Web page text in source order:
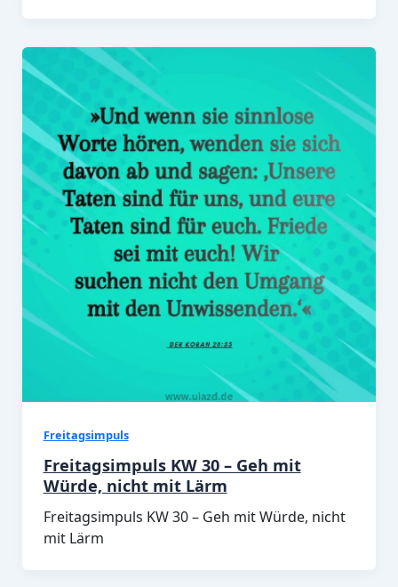
Freitagsimpuls
Freitagsimpuls KW 30 – Geh mit
Würde, nicht mit Lärm
Freitagsimpuls KW 30 – Geh mit Würde, nicht
mit Lärm